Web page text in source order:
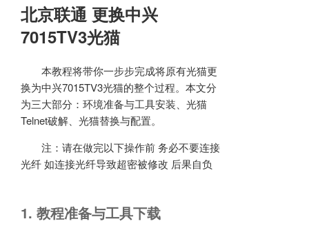
布
于
北京联通 更换中兴
7015TV3光猫
本教程将带你一步步完成将原有光猫更
换为中兴7015TV3光猫的整个过程。本文分
为三大部分：环境准备与工具安装、光猫
Telnet破解、光猫替换与配置。
注：请在做完以下操作前 务必不要连接
光纤 如连接光纤导致超密被修改 后果自负
1. 教程准备与工具下载